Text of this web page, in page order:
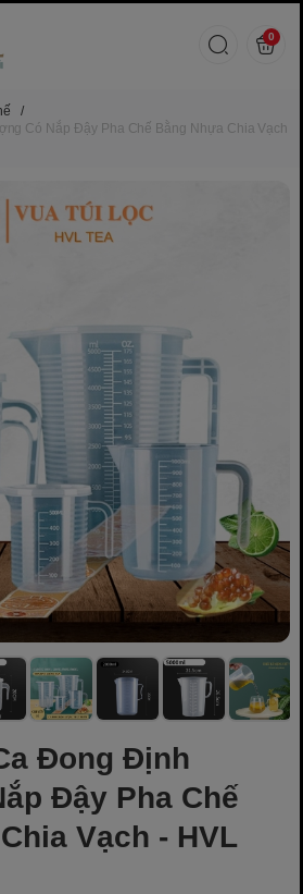
0
/
Có Nắp Đậy Pha Chế Bằng Nhựa Chia Vạch
Đong Định
Đậy Pha Chế
Vạch - HVL